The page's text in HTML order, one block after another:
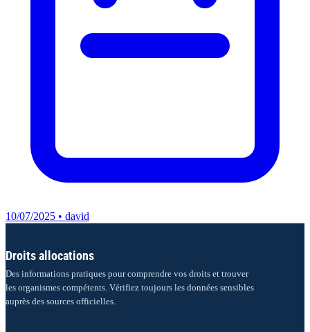
10/07/2025 • david
Droits allocations
Des informations pratiques pour comprendre vos droits et trouver
les organismes compétents. Vérifiez toujours les données sensibles
auprès des sources officielles.